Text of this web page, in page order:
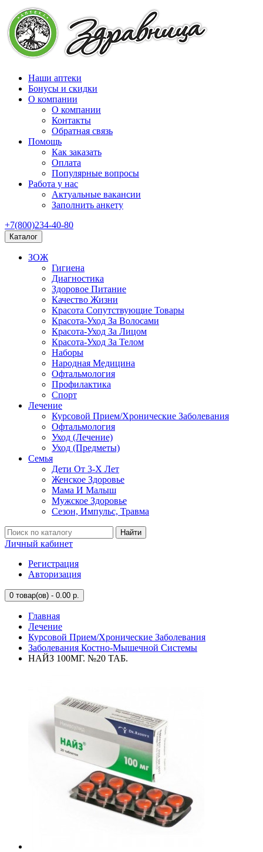
Наши аптеки
Бонусы и скидки
О компании
О компании
Контакты
Обратная связь
Помощь
Как заказать
Оплата
Популярные вопросы
Работа у нас
Актуальные вакансии
Заполнить анкету
+7(800)234-40-80
Каталог
ЗОЖ
Гигиена
Диагностика
Здоровое Питание
Качество Жизни
Красота Сопутствующие Товары
Красота-Уход За Волосами
Красота-Уход За Лицом
Красота-Уход За Телом
Наборы
Народная Медицина
Офтальмология
Профилактика
Спорт
Лечение
Курсовой Прием/Хронические Заболевания
Офтальмология
Уход (Лечение)
Уход (Предметы)
Семья
Дети От 3-Х Лет
Женское Здоровье
Мама И Малыш
Мужское Здоровье
Сезон, Импульс, Травма
Найти
Личный кабинет
Регистрация
Авторизация
0 товар(ов) - 0.00 р.
Главная
Лечение
Курсовой Прием/Хронические Заболевания
Заболевания Костно-Мышечной Системы
НАЙЗ 100МГ. №20 ТАБ.